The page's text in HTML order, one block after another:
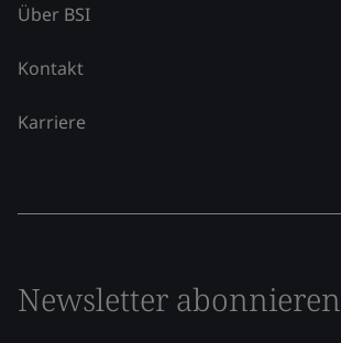
Über BSI
Kontakt
Karriere
Newsletter abonnieren